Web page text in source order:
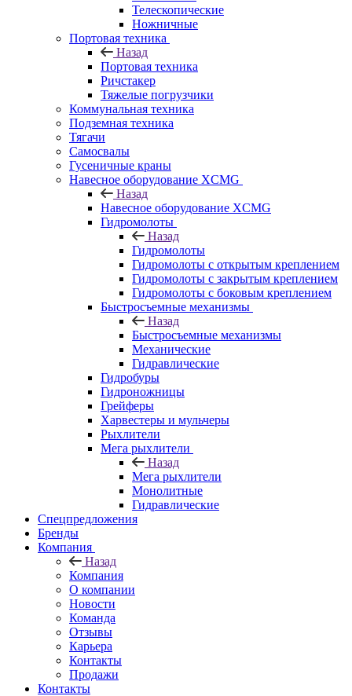
Телескопические
Ножничные
Портовая техника
Назад
Портовая техника
Ричстакер
Тяжелые погрузчики
Коммунальная техника
Подземная техника
Тягачи
Самосвалы
Гусеничные краны
Навесное оборудование XCMG
Назад
Навесное оборудование XCMG
Гидромолоты
Назад
Гидромолоты
Гидромолоты с открытым креплением
Гидромолоты с закрытым креплением
Гидромолоты с боковым креплением
Быстросъемные механизмы
Назад
Быстросъемные механизмы
Механические
Гидравлические
Гидробуры
Гидроножницы
Грейферы
Харвестеры и мульчеры
Рыхлители
Мега рыхлители
Назад
Мега рыхлители
Монолитные
Гидравлические
Спецпредложения
Бренды
Компания
Назад
Компания
О компании
Новости
Команда
Отзывы
Карьера
Контакты
Продажи
Контакты